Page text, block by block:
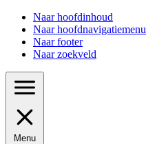
Naar hoofdinhoud
Naar hoofdnavigatiemenu
Naar footer
Naar zoekveld
Menu